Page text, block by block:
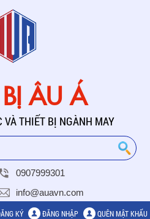
BỊ ÂU Á
VÀ THIẾT BỊ NGÀNH MAY
0907999301
info@auavn.com
KÝ ĐĂNG NHẬP QUÊN MẬT KHẨU